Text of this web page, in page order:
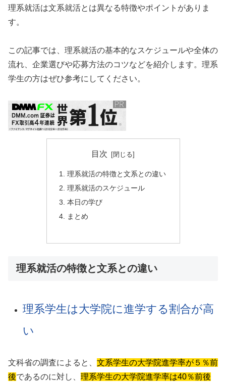
理系就活は文系就活とは異なる特徴やポイントがありま
す。
この記事では、理系就活の基本的なスケジュールや全体の
流れ、企業選びや応募方法のコツなどを紹介します。理系
学生の方はぜひ参考にしてください。
目次
理系就活の特徴と文系との違い
理系就活のスケジュール
本日の学び
まとめ
理系就活の特徴と文系との違い
理系学生は大学院に進学する割合が高
い
文科省の調査によると、 文系学生の大学院進学率が５％前
後であるのに対し、 理系学生の大学院進学率は40％前後